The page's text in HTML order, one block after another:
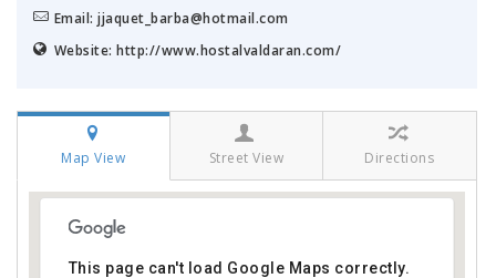
Email: jjaquet_barba@hotmail.com
Website: http://www.hostalvaldaran.com/
Map View Street View Directions
This page can't load Google Maps correctly.